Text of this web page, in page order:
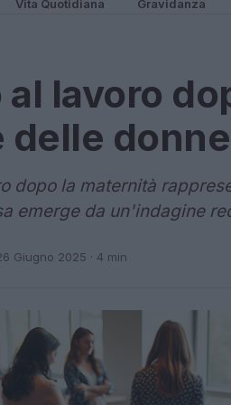
Vita Quotidiana Gravidanza
al lavoro
delle donne
dopo la maternità
emerge da un'indagine
Giugno 2025 · 4 min